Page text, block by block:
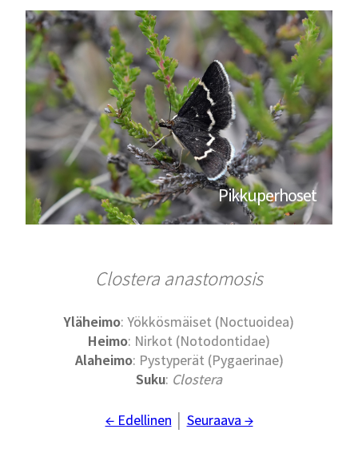
Pikkuperhoset
Clostera anastomosis
Yläheimo: Yökkösmäiset (Noctuoidea)
Heimo: Nirkot (Notodontidae)
Alaheimo: Pystyperät (Pygaerinae)
Suku: Clostera
← Edellinen Seuraava →